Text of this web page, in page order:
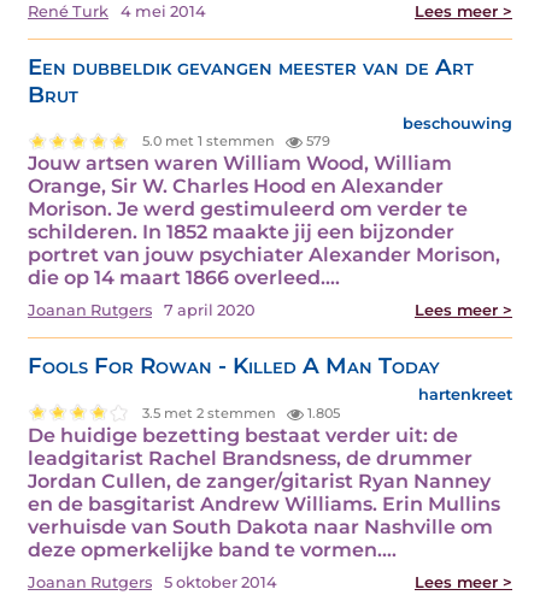
René Turk 4 mei 2014 Lees meer >
Een dubbeldik gevangen meester van de Art
Brut
beschouwing
5.0 met 1 stemmen 579
Jouw artsen waren William Wood, William
Orange, Sir W. Charles Hood en Alexander
Morison. Je werd gestimuleerd om verder te
schilderen. In 1852 maakte jij een bijzonder
portret van jouw psychiater Alexander Morison,
die op 14 maart 1866 overleed.…
Joanan Rutgers 7 april 2020 Lees meer >
Fools For Rowan - Killed A Man Today
hartenkreet
3.5 met 2 stemmen 1.805
De huidige bezetting bestaat verder uit: de
leadgitarist Rachel Brandsness, de drummer
Jordan Cullen, de zanger/gitarist Ryan Nanney
en de basgitarist Andrew Williams. Erin Mullins
verhuisde van South Dakota naar Nashville om
deze opmerkelijke band te vormen.…
Joanan Rutgers 5 oktober 2014 Lees meer >